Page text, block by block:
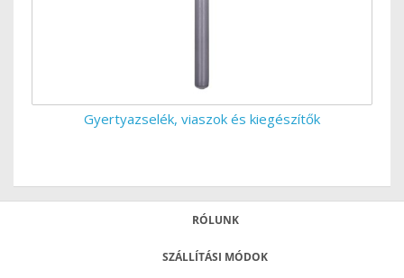
Gyertyazselék, viaszok és kiegészítők
RÓLUNK
SZÁLLÍTÁSI MÓDOK